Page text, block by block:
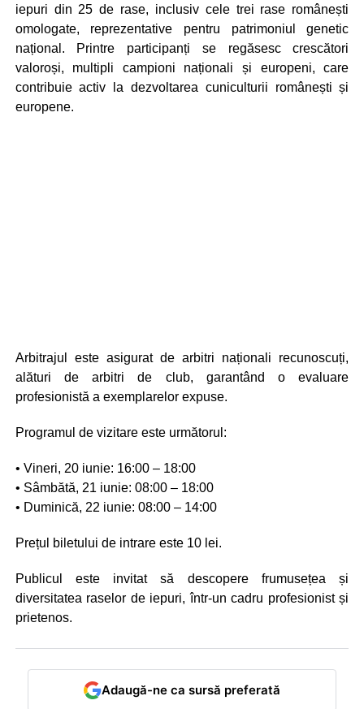
iepuri din 25 de rase, inclusiv cele trei rase românești
omologate, reprezentative pentru patrimoniul genetic
național. Printre participanți se regăsesc crescători
valoroși, multipli campioni naționali și europeni, care
contribuie activ la dezvoltarea cuniculturii românești și
europene.
Arbitrajul este asigurat de arbitri naționali recunoscuți,
alături de arbitri de club, garantând o evaluare
profesionistă a exemplarelor expuse.
Programul de vizitare este următorul:
• Vineri, 20 iunie: 16:00 – 18:00
• Sâmbătă, 21 iunie: 08:00 – 18:00
• Duminică, 22 iunie: 08:00 – 14:00
Prețul biletului de intrare este 10 lei.
Publicul este invitat să descopere frumusețea și
diversitatea raselor de iepuri, într-un cadru profesionist și
prietenos.
Adaugă-ne ca sursă preferată